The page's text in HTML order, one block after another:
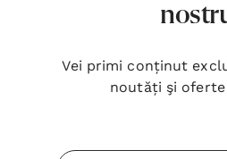
Vei primi conținut
noutăți şi oferte